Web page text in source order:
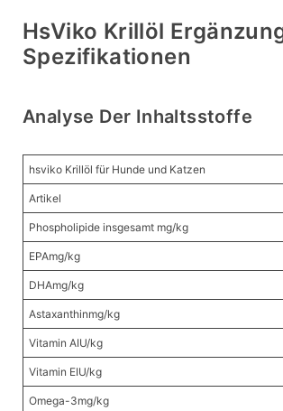
HsViko Krillöl
Spezifikationen
Analyse Der Inhaltsstoffe
hsviko Krillöl für Hunde und Katzen
Artikel
Phospholipide insgesamt mg/kg
EPAmg/kg
DHAmg/kg
Astaxanthinmg/kg
Vitamin AIU/kg
Vitamin EIU/kg
Omega-3mg/kg